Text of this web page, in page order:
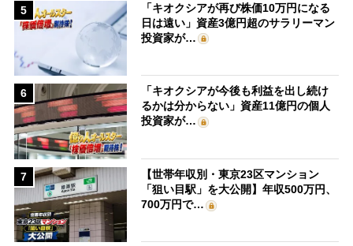
5
「キオクシアが再び株価10万円になる
日は遠い」資産3億円超のサラリーマン
投資家が…
6
「キオクシアが今後も利益を出し続け
るかは分からない」資産11億円の個人
投資家が…
7
【世帯年収別・東京23区マンション
「狙い目駅」を大公開】年収500万円、
700万円で…